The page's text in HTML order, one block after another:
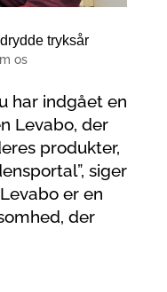
tryksår
os
har indgået en
Levabo, der
produkter,
siger
er en
der